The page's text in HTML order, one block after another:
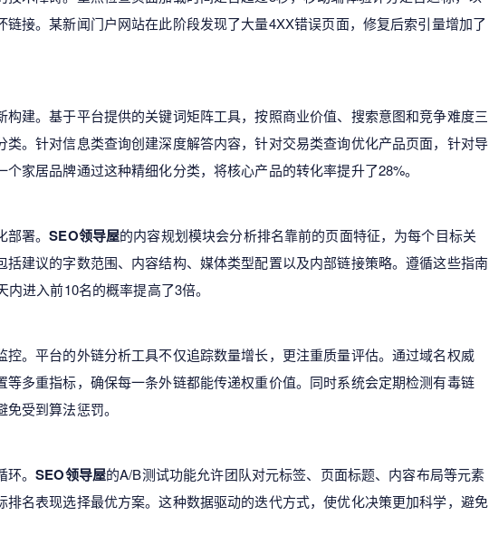
链接。某新闻门户网站在此阶段发现了大量4XX错误页面，修复后索引量增加了
构建。基于平台提供的关键词矩阵工具，按照商业价值、搜索意图和竞争难度三
类。针对信息类查询创建深度解答内容，针对交易类查询优化产品页面，针对导
家居品牌通过这种精细化分类，将核心产品的转化率提升了28%。
部署。SEO领导屋的内容规划模块会分析排名靠前的页面特征，为每个目标关
括建议的字数范围、内容结构、媒体类型配置以及内部链接策略。遵循这些指南
进入前10名的概率提高了3倍。
控。平台的外链分析工具不仅追踪数量增长，更注重质量评估。通过域名权威
等多重指标，确保每一条外链都能传递权重价值。同时系统会定期检测有毒链
受到算法惩罚。
环。SEO领导屋的A/B测试功能允许团队对元标签、页面标题、内容布局等元素
排名表现选择最优方案。这种数据驱动的迭代方式，使优化决策更加科学，避免